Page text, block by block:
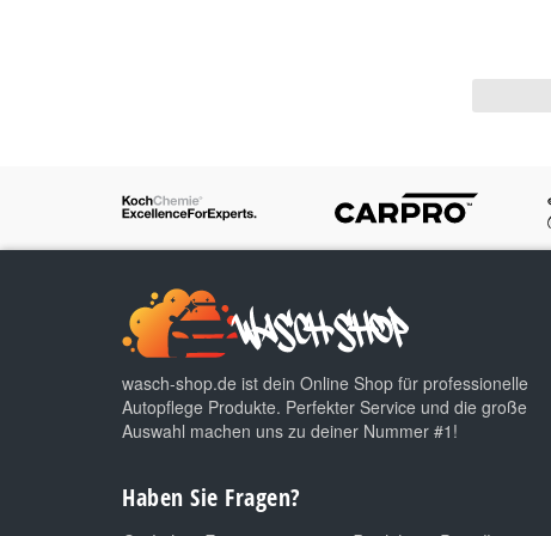
wasch-shop.de ist dein Online Shop für professionelle
Autopflege Produkte. Perfekter Service und die große
Auswahl machen uns zu deiner Nummer #1!
Haben Sie Fragen?